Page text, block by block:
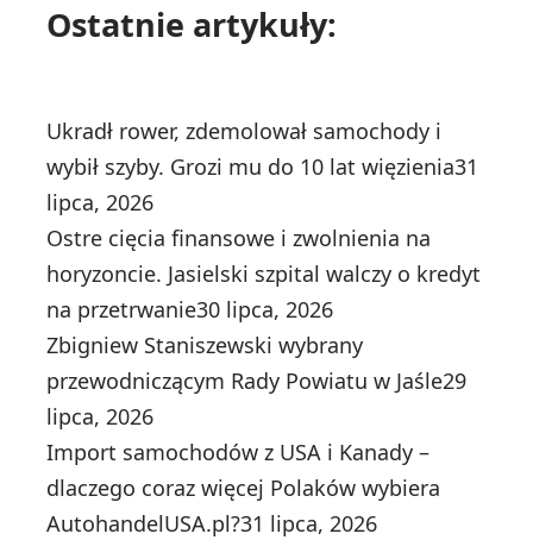
Ostatnie artykuły:
Ukradł rower, zdemolował samochody i
wybił szyby. Grozi mu do 10 lat więzienia31
lipca, 2026
Ostre cięcia finansowe i zwolnienia na
horyzoncie. Jasielski szpital walczy o kredyt
na przetrwanie30 lipca, 2026
Zbigniew Staniszewski wybrany
przewodniczącym Rady Powiatu w Jaśle29
lipca, 2026
Import samochodów z USA i Kanady –
dlaczego coraz więcej Polaków wybiera
AutohandelUSA.pl?31 lipca, 2026